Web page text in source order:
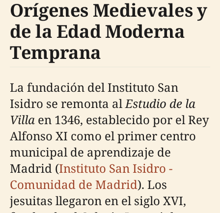
Orígenes Medievales y
de la Edad Moderna
Temprana
La fundación del Instituto San
Isidro se remonta alEstudio de la
Villa en 1346, establecido por el Rey
Alfonso XI como el primer centro
municipal de aprendizaje de
Madrid (Instituto San Isidro -
Comunidad de Madrid). Los
jesuitas llegaron en el siglo XVI,